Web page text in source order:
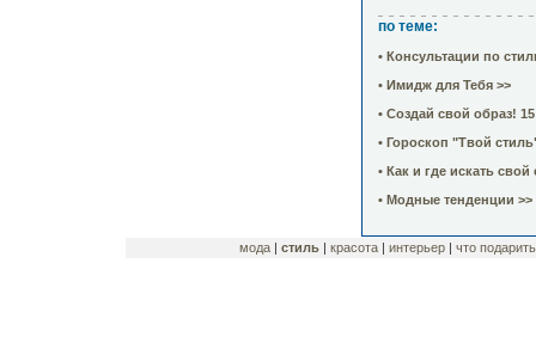
по теме:
• Консультации по
• Имидж для Тебя >>
• Создай свой образ!
• Гороскоп "Твой
• Как и где искать свой
• Модные тенденции >>
мода | стиль | красота | интерьер | что подарить